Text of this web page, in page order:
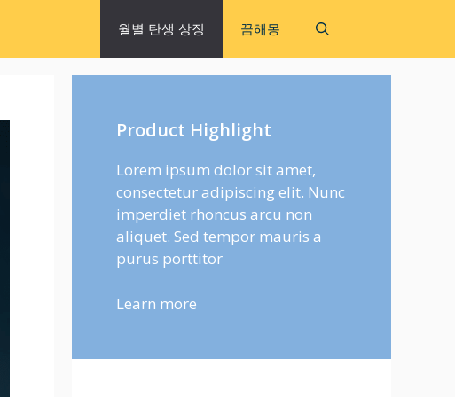
월별 탄생 상징 꿈해몽
Product Highlight
Lorem ipsum dolor sit amet,
consectetur adipiscing elit. Nunc
imperdiet rhoncus arcu non
aliquet. Sed tempor mauris a
purus porttitor
Learn more